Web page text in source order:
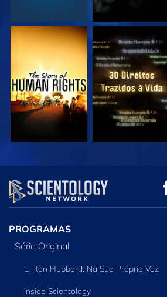
VEJA VEJA
VEJA
PROGRAMAS
Série Original
L. Ron Hubbard: Na Sua Própria Voz
Inside Scientology